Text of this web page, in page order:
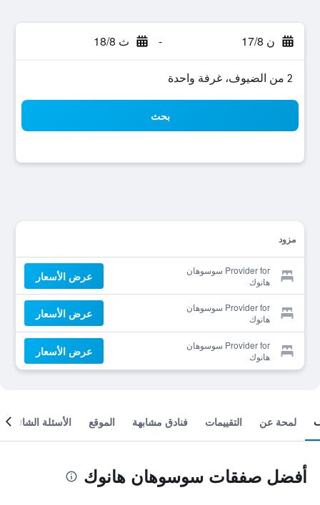
ن 17/8 - ث 18/8
2 من الضيوف، غرفة واحدة
بحث
مزود
Provider for سوسوهان
هانوك
عرض الأسعار
Provider for سوسوهان
هانوك
عرض الأسعار
Provider for سوسوهان
هانوك
عرض الأسعار
لمحة عن التقييمات فنادق مشابهة الموقع الأسئلة الشائعة
أفضل صفقات سوسوهان هانوك